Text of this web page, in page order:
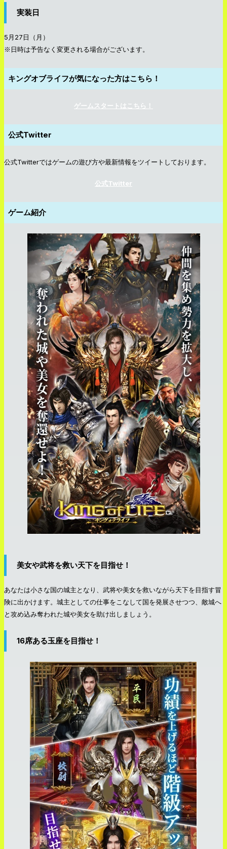
実装日
5月27日（月）
※日時は予告なく変更される場合がございます。
キングオブライフが気になった方はこちら！
ゲームスタートはこちら！
公式Twitter
公式Twitterではゲームの遊び方や最新情報をツイートしております。
公式Twitter
ゲーム紹介
美女や武将を救い天下を目指せ！
あなたは小さな国の城主となり、武将や美女を救いながら天下を目指す冒
険に出かけます。城主としての仕事をこなして国を発展させつつ、敵城へ
と攻め込み奪われた城や美女を助け出しましょう。
16席ある玉座を目指せ！